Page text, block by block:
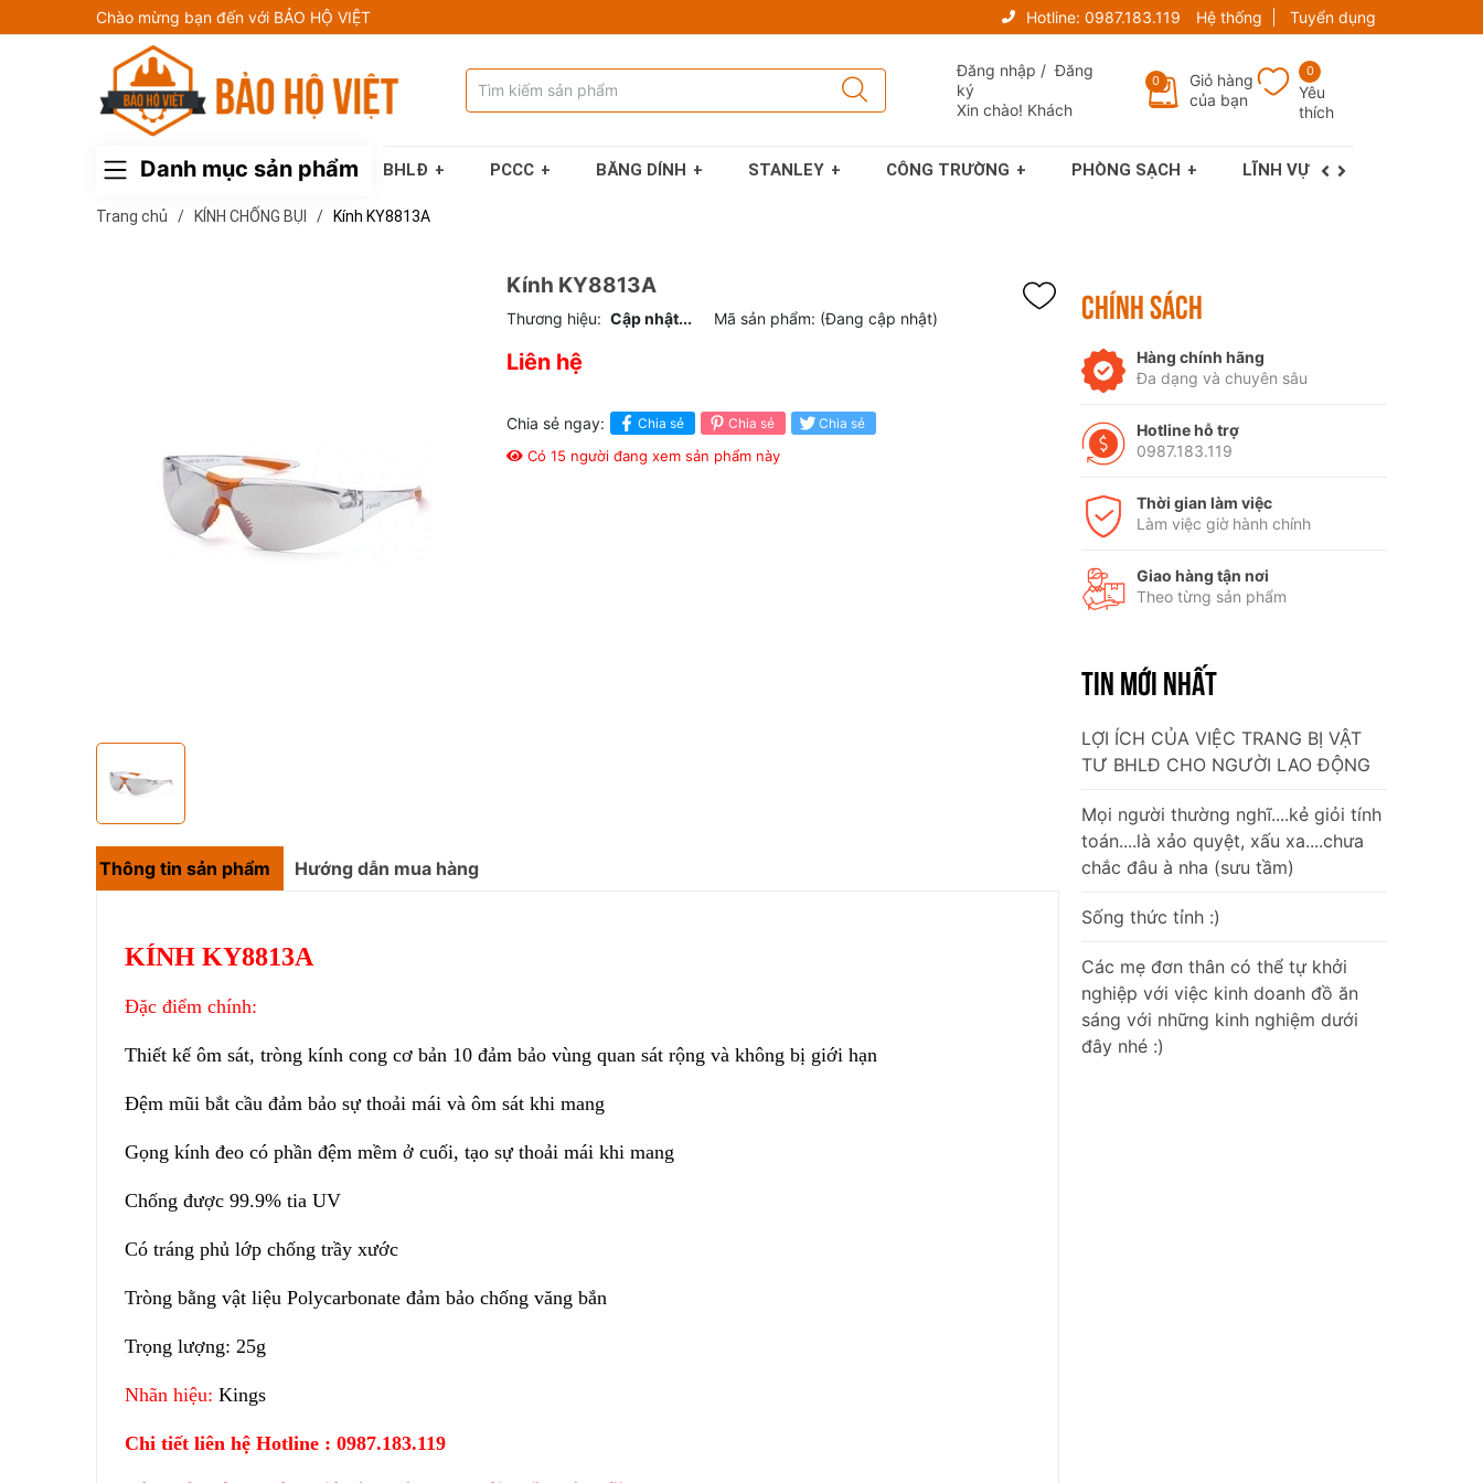
Chào mừng bạn đến với BẢO HỘ VIỆT Hotline: 0987.183.119 Hệ thống Tuyển dụng
Đăng nhập /Đăng
ký
Xin chào! Khách
0
Giỏ hàng
của bạn
0
Yêu
thích
Danh mục sản phẩm BHLĐ PCCC BĂNG DÍNH STANLEY CÔNG TRƯỜNG PHÒNG SẠCH LĨNH VỰC
Trang chủ / KÍNH CHỐNG BỤI / Kính KY8813A
Kính KY8813A
Thương hiệu: Cập nhật... Mã sản phẩm: (Đang cập nhật)
Liên hệ
Chia sẻ ngay: Chia sẻ Chia sẻ Chia sẻ
Có 5 người đang xem sản phẩm này
Thông tin sản phẩm Hướng dẫn mua hàng
KÍNH KY8813A
Đặc điểm chính:
Thiết kế ôm sát, tròng kính cong cơ bản 10 đảm bảo vùng quan sát rộng và không bị giới hạn
Đệm mũi bắt cầu đảm bảo sự thoải mái và ôm sát khi mang
Gọng kính đeo có phần đệm mềm ở cuối, tạo sự thoải mái khi mang
Chống được 99.9% tia UV
Có tráng phủ lớp chống trầy xước
Tròng bằng vật liệu Polycarbonate đảm bảo chống văng bắn
Trọng lượng: 25g
Nhãn hiệu: Kings
Chi tiết liên hệ Hotline : 0987.183.119
CHÍNH SÁCH
Hàng chính hãng
Đa dạng và chuyên sâu
Hotline hỗ trợ
0987.183.119
Thời gian làm việc
Làm việc giờ hành chính
Giao hàng tận nơi
Theo từng sản phẩm
TIN MỚI NHẤT
LỢI ÍCH CỦA VIỆC TRANG BỊ VẬT
TƯ BHLĐ CHO NGƯỜI LAO ĐỘNG
Mọi người thường nghĩ....kẻ giỏi tính
toán....là xảo quyệt, xấu xa....chưa
chắc đâu à nha (sưu tầm)
Sống thức tỉnh :)
Các mẹ đơn thân có thể tự khởi
nghiệp với việc kinh doanh đồ ăn
sáng với những kinh nghiệm dưới
đây nhé :)